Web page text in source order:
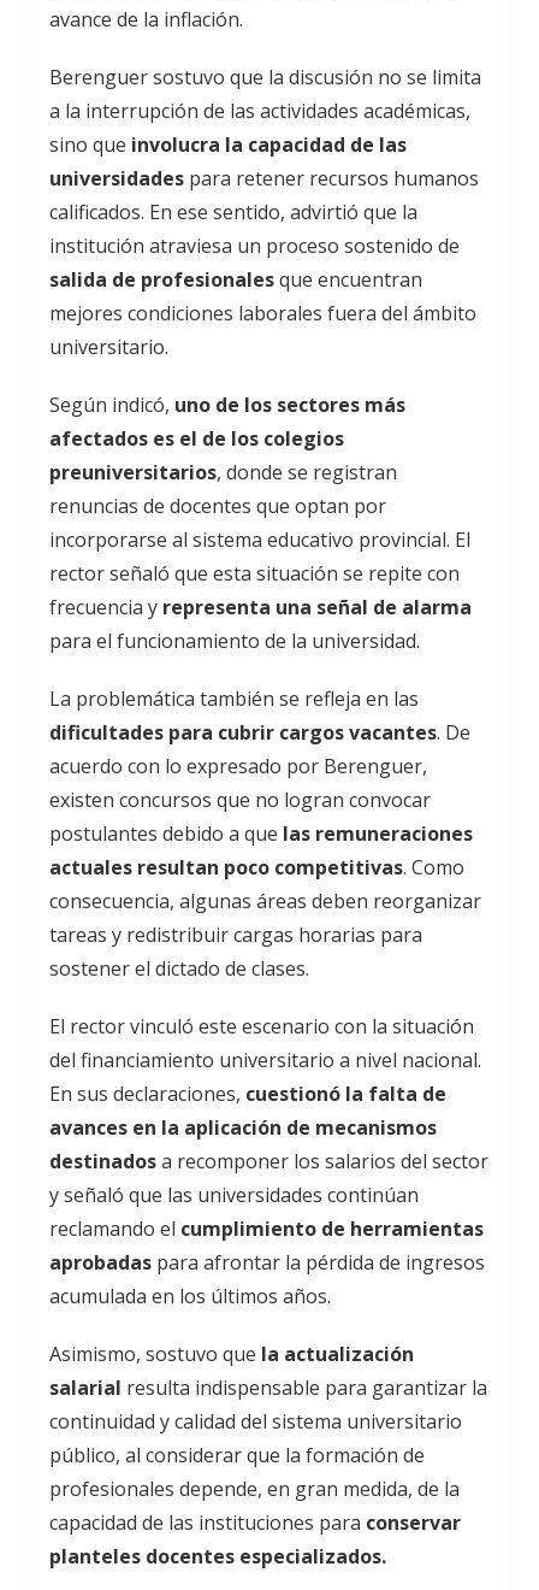
avance de la inflación.
Berenguer sostuvo que la discusión no se limita
a la interrupción de las actividades académicas,
sino que involucra la capacidad de las
universidades para retener recursos humanos
calificados. En ese sentido, advirtió que la
institución atraviesa un proceso sostenido de
salida de profesionalesque encuentran
mejores condiciones laborales fuera del ámbito
universitario.
Según indicó, uno de los sectores más
afectados es el de los colegios
preuniversitarios, donde se registran
renuncias de docentes que optan por
incorporarse al sistema educativo provincial. El
rector señaló que esta situación se repite con
frecuencia y representa una señal de alarma
para el funcionamiento de la universidad.
La problemática también se refleja en las
dificultades para cubrir cargos vacantes. De
acuerdo con lo expresado por Berenguer,
existen concursos que no logran convocar
postulantes debido a que las remuneraciones
actuales resultan poco competitivas. Como
consecuencia, algunas áreas deben reorganizar
tareas y redistribuir cargas horarias para
sostener el dictado de clases.
El rector vinculó este escenario con la situación
del financiamiento universitario a nivel nacional.
En sus declaraciones, cuestionó la falta de
avances en la aplicación de mecanismos
destinadosa recomponer los salarios del sector
y señaló que las universidades continúan
reclamando el cumplimiento de herramientas
aprobadas para afrontar la pérdida de ingresos
acumulada en los últimos años.
Asimismo, sostuvo que la actualización
salarial resulta indispensable para garantizar la
continuidad y calidad del sistema universitario
público, al considerar que la formación de
profesionales depende, en gran medida, de la
capacidad de las instituciones para conservar
planteles docentes especializados.